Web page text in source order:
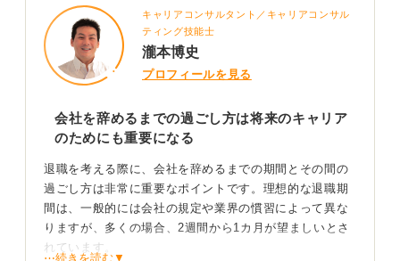
度のまとまった有給休暇を取得できることもあります。
0
キャリアコンサルタント／キャリアコンサル
ティング技能士
瀧本博史
プロフィールを見る
会社を辞めるまでの過ごし方は将来のキャリア
のためにも重要になる
退職を考える際に、会社を辞めるまでの期間とその間の
過ごし方は非常に重要なポイントです。理想的な退職期
間は、一般的には会社の規定や業界の慣習によって異な
りますが、多くの場合、2週間から1カ月が望ましいとさ
れています。
⋯続きを読む▼